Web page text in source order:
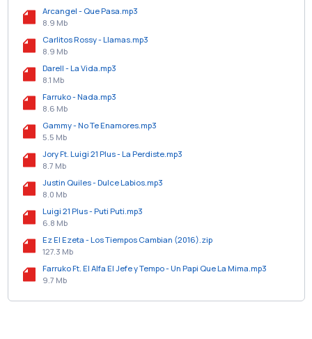
Arcangel - Que Pasa.mp3
8.9 Mb
Carlitos Rossy - Llamas.mp3
8.9 Mb
Darell - La Vida.mp3
8.1 Mb
Farruko - Nada.mp3
8.6 Mb
Gammy - No Te Enamores.mp3
5.5 Mb
Jory Ft. Luigi 21 Plus - La Perdiste.mp3
8.7 Mb
Justin Quiles - Dulce Labios.mp3
8.0 Mb
Luigi 21 Plus - Puti Puti.mp3
6.8 Mb
Ez El Ezeta - Los Tiempos Cambian (2016).zip
127.3 Mb
Farruko Ft. El Alfa El Jefe y Tempo - Un Papi Que La Mima.mp3
9.7 Mb